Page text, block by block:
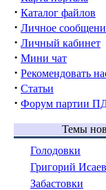
· Каталог файлов
· Личное
· Личный кабинет
· Мини чат
· Рекомендовать
· Статьи
· Форум партии
Темы
Голодовки
Григорий Исаев
Забастовки